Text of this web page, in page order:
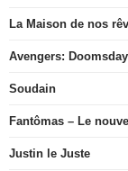
La Maison de nos
Avengers: Doomsday
Soudain
Fantômas – Le
Justin le Juste